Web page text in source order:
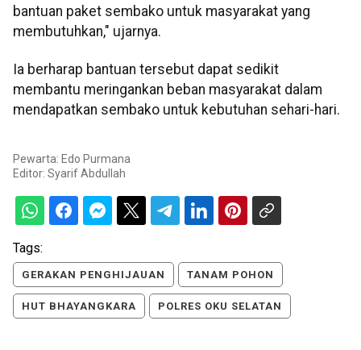
bantuan paket sembako untuk masyarakat yang
membutuhkan," ujarnya.
Ia berharap bantuan tersebut dapat sedikit
membantu meringankan beban masyarakat dalam
mendapatkan sembako untuk kebutuhan sehari-hari.
Pewarta: Edo Purmana
Editor: Syarif Abdullah
Tags:
GERAKAN PENGHIJAUAN TANAM POHON
HUT BHAYANGKARA POLRES OKU SELATAN